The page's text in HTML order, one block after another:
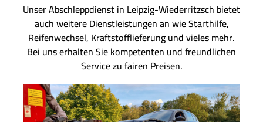
Unser Abschleppdienst in Leipzig-Wiederritzsch bietet
auch weitere Dienstleistungen an wie Starthilfe,
Reifenwechsel, Kraftstofflieferung und vieles mehr.
Bei uns erhalten Sie kompetenten und freundlichen
Service zu fairen Preisen.